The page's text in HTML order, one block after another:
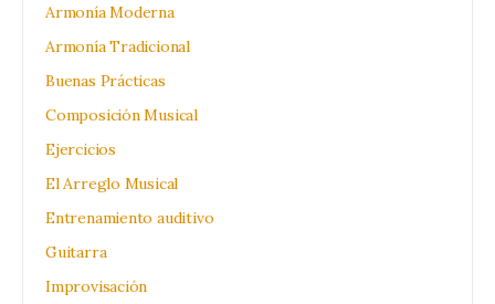
Armonía Moderna
Armonía Tradicional
Buenas Prácticas
Composición Musical
Ejercicios
El Arreglo Musical
Entrenamiento auditivo
Guitarra
Improvisación